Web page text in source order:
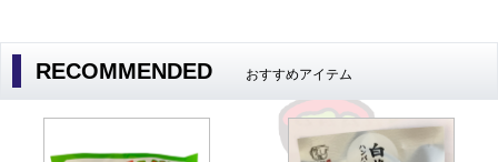
RECOMMENDED おすすめアイテム